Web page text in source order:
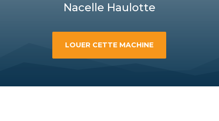
Nacelle Haulotte
LOUER CETTE MACHINE